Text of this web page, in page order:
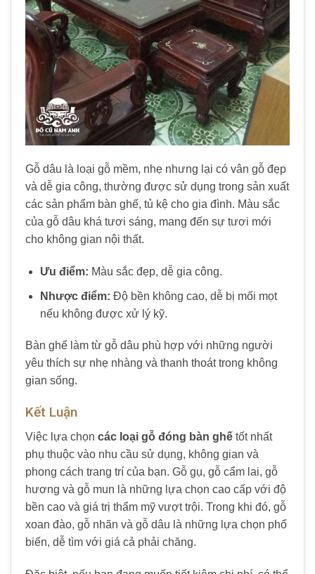
Gỗ dâu là loại gỗ mềm, nhẹ nhưng lại có vân gỗ đẹp
và dễ gia công, thường được sử dụng trong sản xuất
các sản phẩm bàn ghế, tủ kệ cho gia đình. Màu sắc
của gỗ dâu khá tươi sáng, mang đến sự tươi mới
cho không gian nội thất.
Ưu điểm: Màu sắc đẹp, dễ gia công.
Nhược điểm: Độ bền không cao, dễ bị mối mọt
nếu không được xử lý kỹ.
Bàn ghế làm từ gỗ dâu phù hợp với những người
yêu thích sự nhẹ nhàng và thanh thoát trong không
gian sống.
Kết Luận
Việc lựa chọn các loại gỗ đóng bàn ghế tốt nhất
phụ thuộc vào nhu cầu sử dụng, không gian và
phong cách trang trí của bạn. Gỗ gụ, gỗ cẩm lai, gỗ
hương và gỗ mun là những lựa chọn cao cấp với độ
bền cao và giá trị thẩm mỹ vượt trội. Trong khi đó, gỗ
xoan đào, gỗ nhãn và gỗ dâu là những lựa chọn phổ
biến, dễ tìm với giá cả phải chăng.